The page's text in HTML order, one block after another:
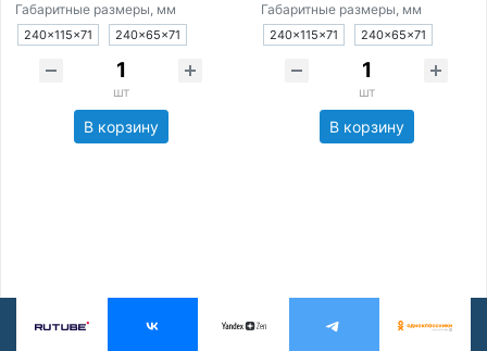
Габаритные размеры, мм
240×115×71 240×65×71
шт
В корзину
Габаритные размеры, мм
240×115×71 240×65×71
шт
В корзину